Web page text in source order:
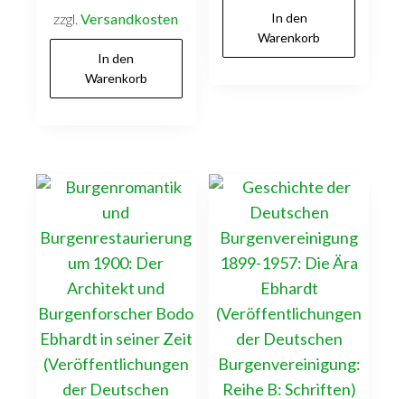
zzgl.Versandkosten
In den
Warenkorb
In den
Warenkorb